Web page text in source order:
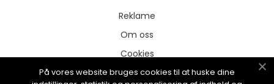
Reklame
Om oss
Cookies
Kontakt Oss
På vores website bruges cookies til at huske dine